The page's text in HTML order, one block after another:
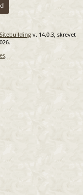
v. 14.0.3, skrevet
.